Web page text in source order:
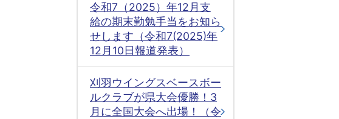
令和7（2025）年12月支
給の期末勤勉手当をお知ら
せします（令和7(2025)年
12月10日報道発表）
刈羽ウイングスベースボー
ルクラブが県大会優勝！3
月に全国大会へ出場！（令